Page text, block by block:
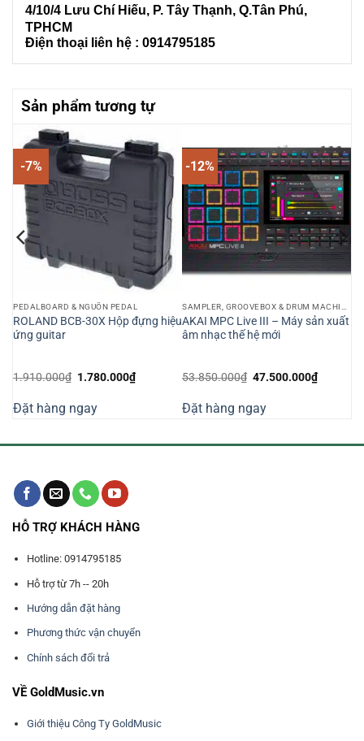
4/10/4 Lưu Chí Hiếu, P. Tây Thạnh, Q.Tân Phú,
TPHCM
Điện thoại liên hệ : 0914795185
Sản phẩm tương tự
-7%
PEDALBOARD & NGUỒN PEDAL
ROLAND BCB-30X Hộp đựng hiệu
ứng guitar
1.910.000₫ Giá
1.910.000₫.
1.780.000₫Giá
hiện
1.780.000₫.
Đặt hàng ngay
-12%
AKAI MPC Live III – Máy sản xuất
âm nhạc thế hệ mới
53.850.000₫ Giá
53.850.000₫.
47.500.000₫Giá
hiện
Đặt hàng ngay
HỖ TRỢ KHÁCH HÀNG
Hotline: 0914795185
Hỗ trợ từ 7h -- 20h
Hướng dẫn đặt hàng
Phương thức vận chuyển
Chính sách đổi trả
VỀ GoldMusic.vn
Giới thiệu Công Ty GoldMusic